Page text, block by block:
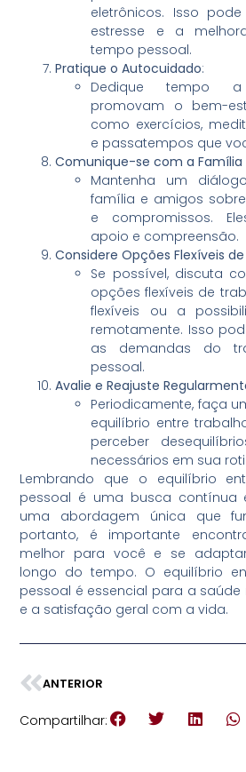
eletrônicos. Isso
estresse e a
tempo pessoal.
Pratique o Autocuidado:
Dedique tempo
promovam o bem-
como exercícios,
e passatempos que
Comunique-se com a Família
Mantenha um
família e amigos
e compromissos.
apoio e compreensão.
Considere Opções Flexíveis
Se possível, discuta
opções flexíveis de
flexíveis ou a
remotamente. Isso
as demandas do
pessoal.
Avalie e Reajuste
Periodicamente, faça
equilíbrio entre
perceber
necessários em sua
Lembrando que o equilíbrio
pessoal é uma busca contínua
uma abordagem única que
portanto, é importante
melhor para você e se
longo do tempo. O equilíbrio
pessoal é essencial para a
e a satisfação geral com a vida.
ANTERIOR
Compartilhar: